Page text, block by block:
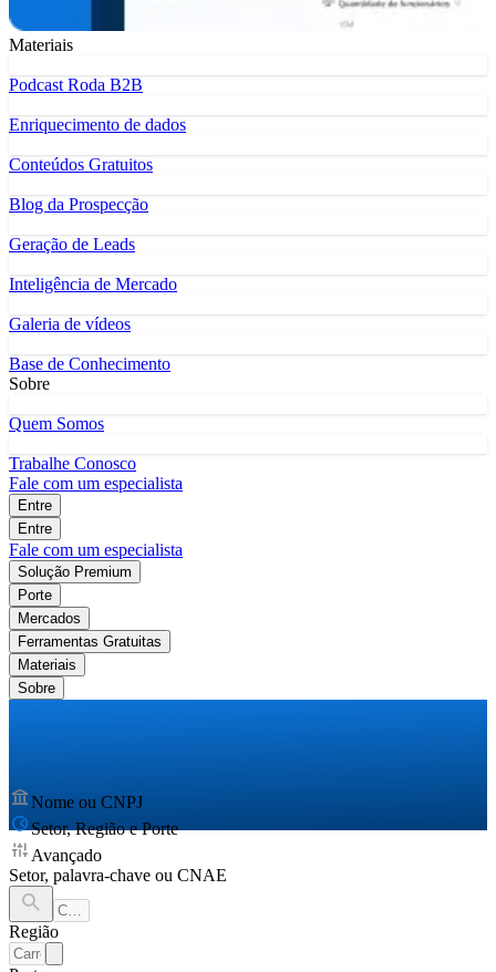
Materiais
Podcast Roda B2B
Enriquecimento de dados
Conteúdos Gratuitos
Blog da Prospecção
Geração de Leads
Inteligência de Mercado
Galeria de vídeos
Base de Conhecimento
Sobre
Quem Somos
Trabalhe Conosco
Fale com um especialista
Entre
Entre
Fale com um especialista
Solução Premium
Porte
Mercados
Ferramentas Gratuitas
Materiais
Sobre
Nome ou CNPJ
Setor, Região e Porte
Avançado
Setor, palavra-chave ou CNAE
Região